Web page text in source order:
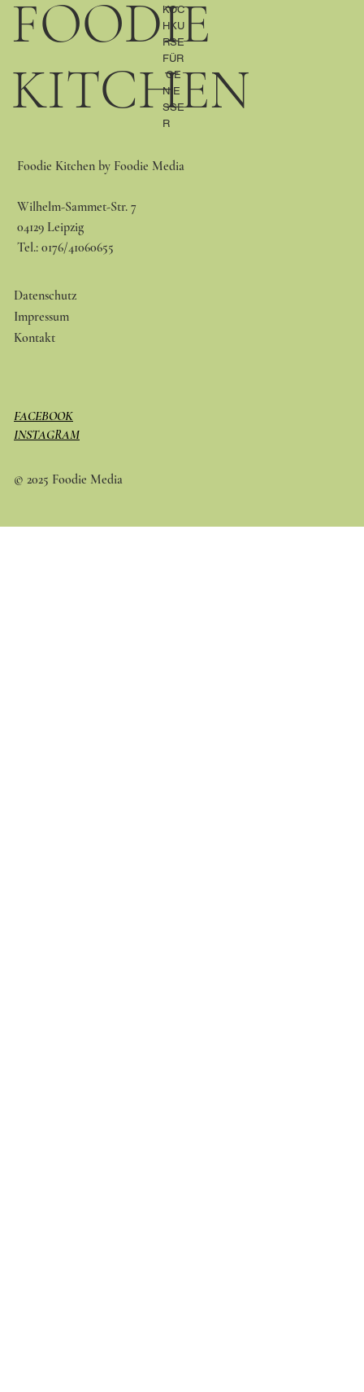
FOODIE
KITCHEN
KOC
HKU
RSE
FÜR
GE
NIE
SSE
R
Foodie Kitchen by Foodie Media
Wilhelm-Sammet-Str. 7
04129 Leipzig
Tel.: 0176/41060655
Datenschutz
Impressum
Kontakt
FACEBOOK
INSTAGRAM
© 2025 Foodie Media